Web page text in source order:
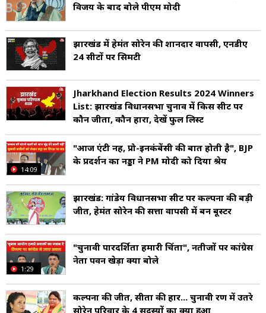
विजय के बाद बोले पीएम मोदी
झारखंड में हेमंत सोरेन की शानदार वापसी, एनडीए
24 सीटों पर सिमटी
Jharkhand Election Results 2024 Winners
List: झारखंड विधानसभा चुनाव में किस सीट पर
कौन जीता, कौन हारा, देखें फुल लिस्ट
14:09
"आज एंटी नहीं, प्रो-इनकंबेंसी की बात होती है", BJP
के प्रदर्शन का नड्डा ने PM मोदी को दिया श्रेय
झारखंड: गांडेय विधानसभा सीट पर कल्पना की बड़ी
जीत, हेमंत सोरेन की सत्ता वापसी में बनीं बूस्टर
1:29
"चुनावी पारदर्शिता हमारी चिंता", नतीजों पर कांग्रेस
नेता पवन खेड़ा क्या बोले
कल्पना की जीत, सीता की हार... चुनावी रण में उतरे
सोरेन परिवार के 4 सदस्यों का क्या हुआ